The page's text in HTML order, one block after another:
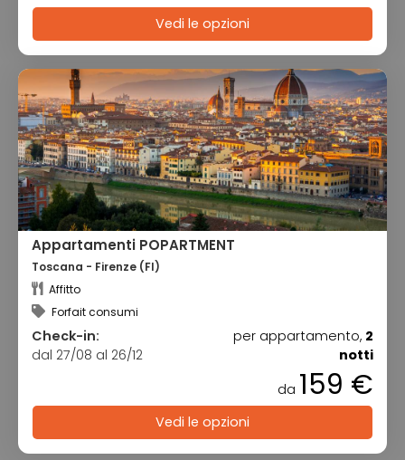
Vedi le opzioni
Appartamenti POPARTMENT
Toscana - Firenze (FI)
Affitto
Forfait consumi
Check-in:
dal 27/08 al 26/12
per appartamento, 2
notti
da 159 €
Vedi le opzioni